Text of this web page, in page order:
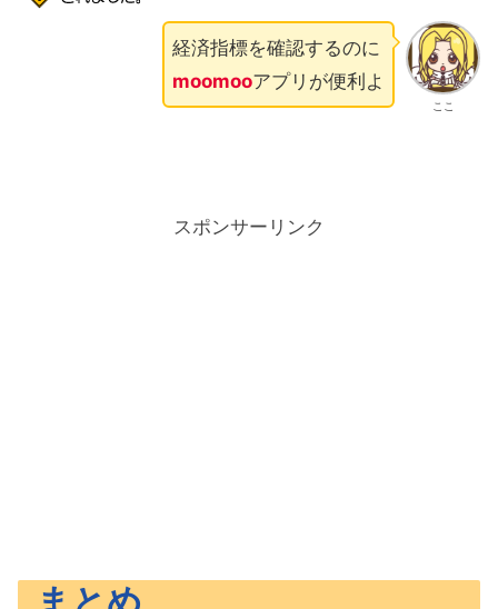
ここ
経済指標を確認するのに
moomooアプリが便利よ
スポンサーリンク
まとめ